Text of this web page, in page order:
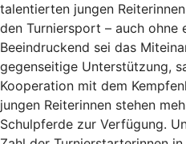
talentierten jungen
den Turniersport – auch ohne
Beeindruckend sei das
gegenseitige Unterstützung,
Kooperation mit dem
jungen Reiterinnen stehen
Schulpferde zur Verfügung.